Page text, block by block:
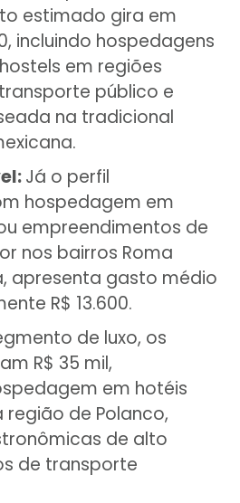
estimado gira em
incluindo hospedagens
em regiões
público e
na tradicional
Já o perfil
hospedagem em
empreendimentos de
nos bairros Roma
apresenta gasto médio
R$ 13.600.
de luxo, os
R$ 35 mil,
em hotéis
de Polanco,
de alto
de transporte